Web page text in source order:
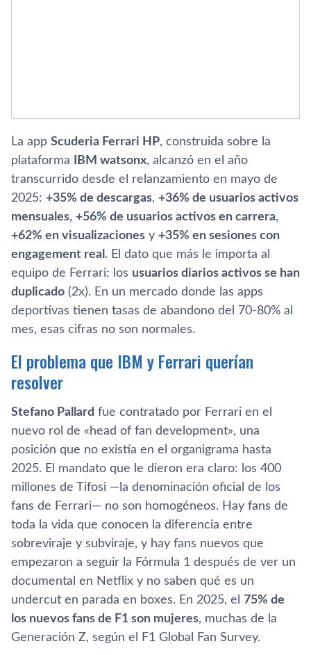
La app Scuderia Ferrari HP, construida sobre la
plataforma
IBM watsonx, alcanzó en el año
transcurrido desde el relanzamiento en mayo de
2025: +35% de descargas, +36% de usuarios activos
mensuales, +56% de usuarios activos en carrera,
+62% en visualizaciones y +35% en sesiones con
engagement real . El dato que más le importa al
equipo de Ferrari: los usuarios diarios activos se han
duplicado (2x). En un mercado donde las apps
deportivas tienen tasas de abandono del 70-80% al
mes, esas cifras no son normales.
El problema que IBM y Ferrari querían
resolver
Stefano Pallard fue contratado por Ferrari en el
nuevo rol de «head of fan development», una
posición que no existía en el organigrama hasta
2025. El mandato que le dieron era claro: los 400
millones de Tifosi —la denominación oficial de los
fans de Ferrari— no son homogéneos. Hay fans de
toda la vida que conocen la diferencia entre
sobreviraje y subviraje, y hay fans nuevos que
empezaron a seguir la Fórmula 1 después de ver un
documental en Netflix y no saben qué es un
undercut en parada en boxes. En 2025, el 75% de
los nuevos fans de F1 son mujeres, muchas de la
Generación Z, según el F1 Global Fan Survey.